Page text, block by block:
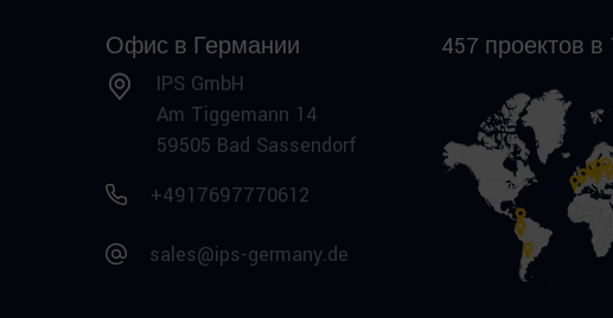
Офис в Германии
IPS GmbH
Am Tiggemann 14
59505 Bad Sassendorf
+4917697770612
sales@ips-germany.de
457 проектов в